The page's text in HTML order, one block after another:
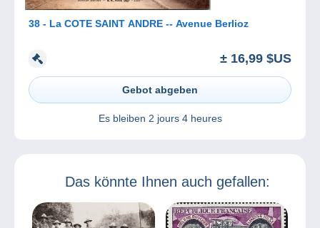
38 - La COTE SAINT ANDRE -- Avenue Berlioz
± 16,99 $US
Gebot abgeben
Es bleiben 2 jours 4 heures
Das könnte Ihnen auch gefallen: